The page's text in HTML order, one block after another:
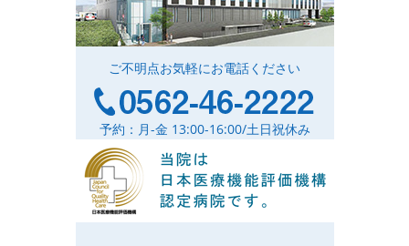
ご不明点お気軽にお電話ください
予約：月-金 13:00-16:00/土日祝休み